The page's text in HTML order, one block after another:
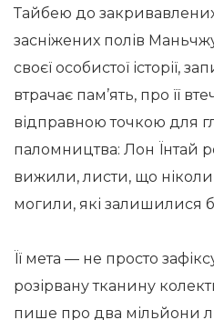
Тайбею до
засніжених полів
своєї особистої історії,
втрачає пам’ять, про її
відправною точкою для
паломництва: Лон Їнтай
вижили, листи, що ніколи
могили, які залишилися
Її мета — не просто
розірвану тканину
пише про два мільйони